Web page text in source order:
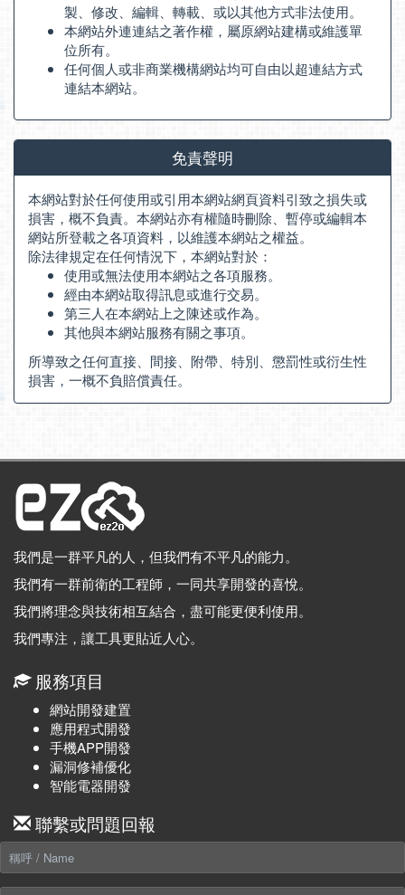
製、修改、編輯、轉載、或以其他方式非法使用。
本網站外連連結之著作權，屬原網站建構或維護單
位所有。
任何個人或非商業機構網站均可自由以超連結方式
連結本網站。
免責聲明
本網站對於任何使用或引用本網站網頁資料引致之損失或
損害，概不負責。本網站亦有權隨時刪除、暫停或編輯本
網站所登載之各項資料，以維護本網站之權益。
除法律規定在任何情況下，本網站對於：
使用或無法使用本網站之各項服務。
經由本網站取得訊息或進行交易。
第三人在本網站上之陳述或作為。
其他與本網站服務有關之事項。
所導致之任何直接、間接、附帶、特別、懲罰性或衍生性
損害，一概不負賠償責任。
我們是一群平凡的人，但我們有不平凡的能力。
我們有一群前衛的工程師，一同共享開發的喜悅。
我們將理念與技術相互結合，盡可能更便利使用。
我們專注，讓工具更貼近人心。
服務項目
網站開發建置
應用程式開發
手機APP開發
漏洞修補優化
智能電器開發
聯繫或問題回報